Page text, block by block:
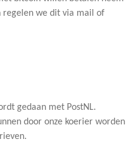
regelen we dit via mail of
gedaan met PostNL.
door onze koerier worden